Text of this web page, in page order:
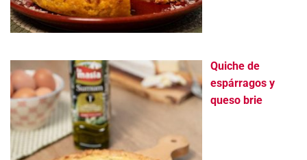
Quiche de
espárragos y
queso brie